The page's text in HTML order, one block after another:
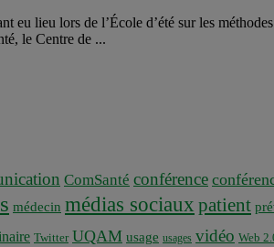
eu lieu lors de l’École d’été sur les
le Centre de ...
ComSanté conférence
médecin médias sociaux patient
Twitter UQAM usage usages vidéo Web